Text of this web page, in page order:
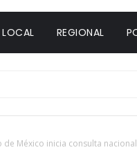
LOCAL REGIONAL
de México inicia consulta